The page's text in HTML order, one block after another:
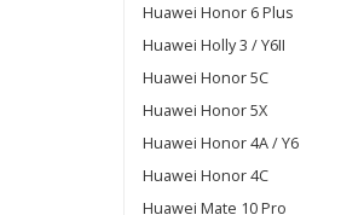
Huawei Honor 6 Plus
Huawei Holly 3 / Y6II
Huawei Honor 5C
Huawei Honor 5X
Huawei Honor 4A / Y6
Huawei Honor 4C
Huawei Mate 10 Pro